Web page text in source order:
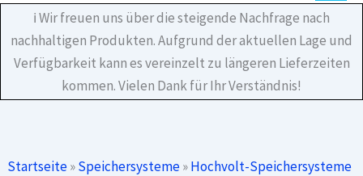
ℹ️ Wir freuen uns über die steigende Nachfrage nach
nachhaltigen Produkten. Aufgrund der aktuellen Lage und
Verfügbarkeit kann es vereinzelt zu längeren Lieferzeiten
kommen. Vielen Dank für Ihr Verständnis!
Startseite»Speichersysteme»Hochvolt-Speichersysteme